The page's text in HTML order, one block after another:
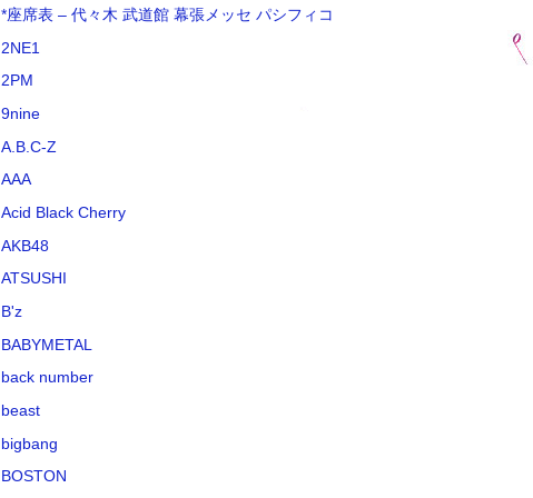
*座席表 – 代々木 武道館 幕張メッセ パシフィコ
2NE1
2PM
9nine
A.B.C-Z
AAA
Acid Black Cherry
AKB48
ATSUSHI
B'z
BABYMETAL
back number
beast
bigbang
BOSTON